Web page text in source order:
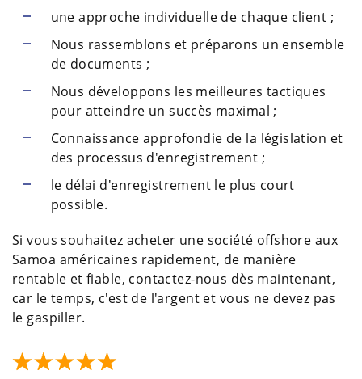
une approche individuelle de chaque client ;
Nous rassemblons et préparons un ensemble
de documents ;
Nous développons les meilleures tactiques
pour atteindre un succès maximal ;
Connaissance approfondie de la législation et
des processus d'enregistrement ;
le délai d'enregistrement le plus court
possible.
Si vous souhaitez acheter une société offshore aux
Samoa américaines rapidement, de manière
rentable et fiable, contactez-nous dès maintenant,
car le temps, c'est de l'argent et vous ne devez pas
le gaspiller.